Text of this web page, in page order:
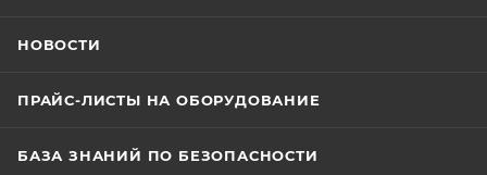
НОВОСТИ
ПРАЙС-ЛИСТЫ НА ОБОРУДОВАНИЕ
БАЗА ЗНАНИЙ ПО БЕЗОПАСНОСТИ